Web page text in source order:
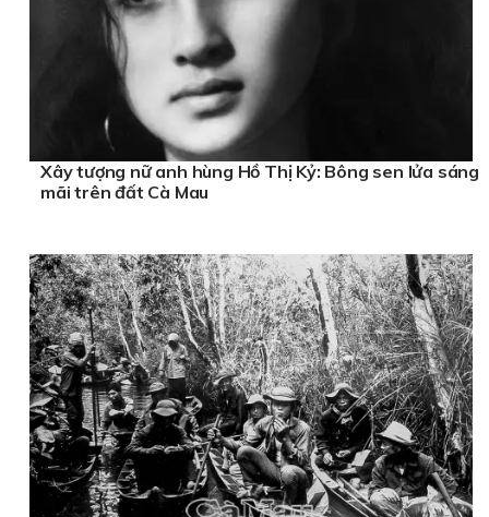
Xây tượng nữ anh hùng Hồ Thị Kỷ: Bông sen lửa sáng
mãi trên đất Cà Mau